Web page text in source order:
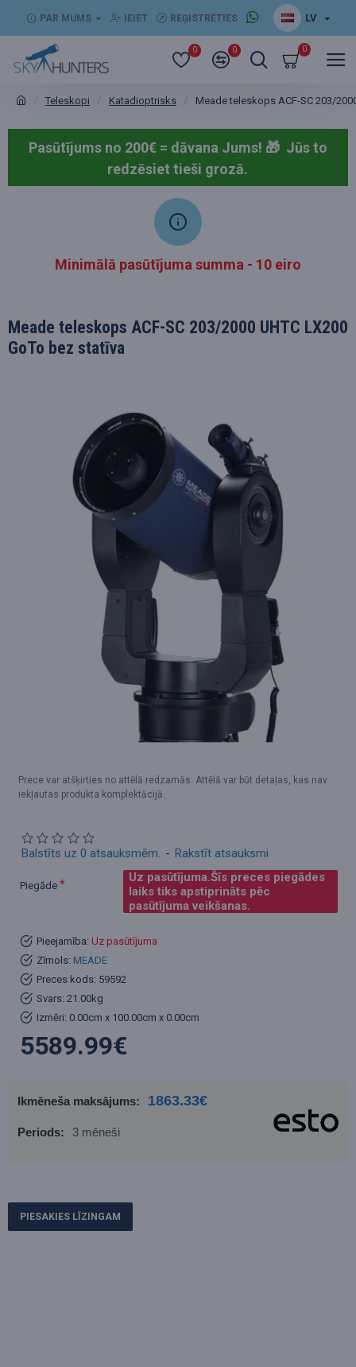
PAR MUMS IEIET REĢISTRĒTIES LV
0 0 0
Teleskopi Katadioptrisks Meade teleskops ACF-SC 203/
Pasūtījums no 200€ = dāvana Jums! 🎁 Jūs to
redzēsiet tieši grozā.
Minimālā pasūtījuma summa - 10 eiro
Meade teleskops ACF-SC 203/2000 UHTC LX200
GoTo bez statīva
Prece var atšķirties no attēlā redzamās. Attēlā var būt detaļas, kas nav
iekļautas produkta komplektācijā.
Pieejamība: Uz pasūtījuma
Zīmols: MEADE
Preces kods: 59592
Svars: 21.00kg
Izmēri: 0.00cm x 100.00cm x 0.00cm
Balstīts uz 0 atsauksmēm. - Rakstīt atsauksmi
5589.99€
Piegāde
Uz pasūtījuma.Šīs preces piegādes
laiks tiks apstiprināts pēc
pasūtījuma veikšanas.
PIESAKIES LĪZINGAM
Ikmēneša maksājums: 1863.33€
Periods: 3 mēneši